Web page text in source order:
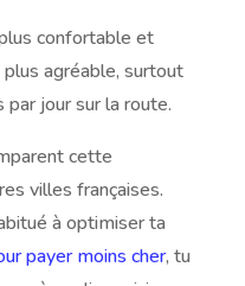
confortable et
agréable, surtout
jour sur la route.
cette
villes françaises.
à optimiser ta
payer moins cher, tu